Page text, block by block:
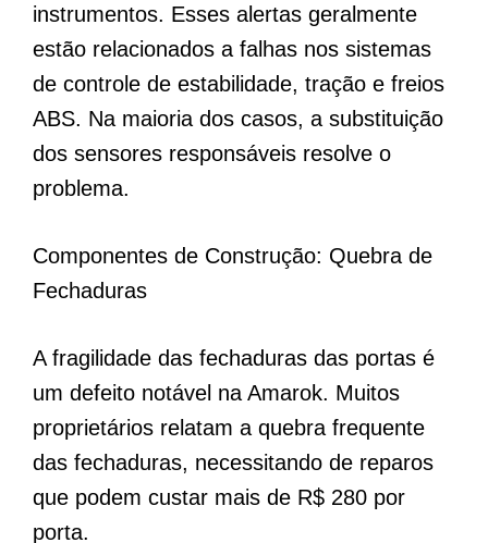
instrumentos. Esses alertas geralmente
estão relacionados a falhas nos sistemas
de controle de estabilidade, tração e freios
ABS. Na maioria dos casos, a substituição
dos sensores responsáveis resolve o
problema.
Componentes de Construção: Quebra de
Fechaduras
A fragilidade das fechaduras das portas é
um defeito notável na Amarok. Muitos
proprietários relatam a quebra frequente
das fechaduras, necessitando de reparos
que podem custar mais de R$ 280 por
porta.